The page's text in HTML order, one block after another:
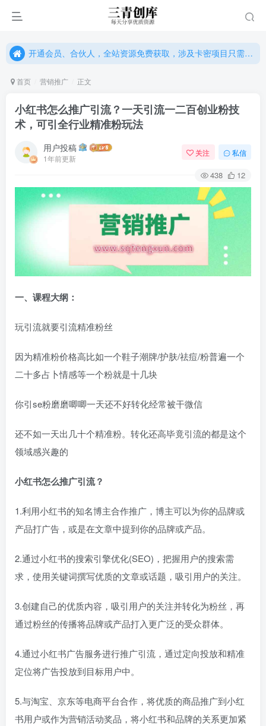
开通会员、合伙人，全站资源免费获取，涉及卡密项目只需单独购卡密（位置：网站右下悬浮按钮）
开通会员、合伙人，全站资源免费获取，涉及卡密项目只需单独购卡密（位置：网站右下悬浮按钮）
首页 营销推广 正文
小红书怎么推广引流？一天引流一二百创业粉技
术，可引全行业精准粉玩法
用户投稿
1年前更新
关注 私信
438 12
一、 课程大纲：
玩引流就要引流精准粉丝
因为精准粉价格高比如一个鞋子潮牌/护肤/祛痘/粉普遍一个
二十多占卜情感等一个粉就是十几块
你引se粉磨磨唧唧一天还不好转化经常被干微信
还不如一天出几十个精准粉。转化还高毕竟引流的都是这个
领域感兴趣的
小红书怎么推广引流？
1.利用小红书的知名博主合作推广，博主可以为你的品牌或
产品打广告，或是在文章中提到你的品牌或产品。
2.通过小红书的搜索引擎优化(SEO)，把握用户的搜索需
求，使用关键词撰写优质的文章或话题，吸引用户的关注。
3.创建自己的优质内容，吸引用户的关注并转化为粉丝，再
通过粉丝的传播将品牌或产品打入更广泛的受众群体。
4.通过小红书广告服务进行推广引流，通过定向投放和精准
定位将广告投放到目标用户中。
5.与淘宝、京东等电商平台合作，将优质的商品推广到小红
书用户或作为营销活动奖品，将小红书和品牌的关系更加紧